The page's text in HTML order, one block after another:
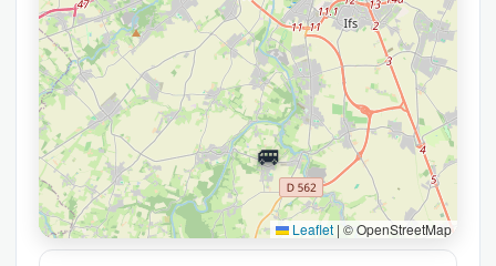
🚐
Leaflet | © OpenStreetMap